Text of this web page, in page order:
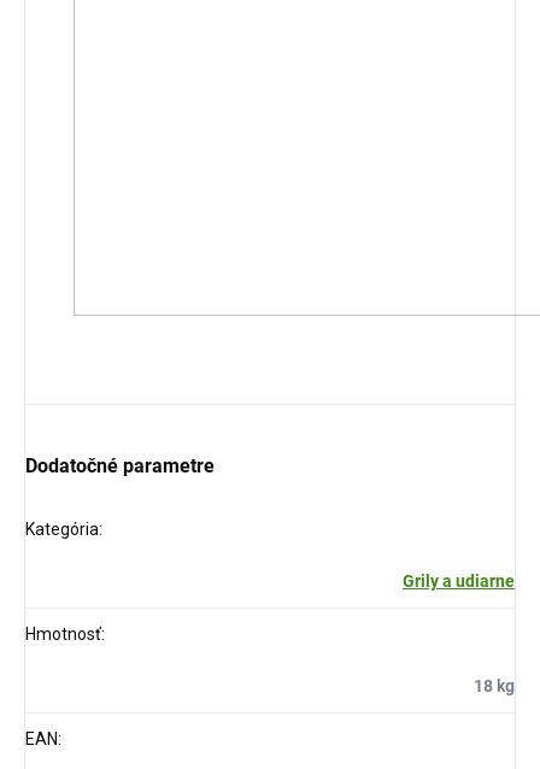
Dodatočné parametre
Kategória:
Grily a udiarne
Hmotnosť:
18 kg
EAN: